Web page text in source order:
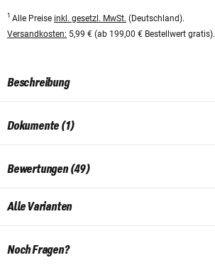
1 Alle Preise inkl. gesetzl. MwSt. (Deutschland).
Versandkosten: 5,99 € (ab 199,00 € Bestellwert gratis).
Beschreibung
Dokumente (1)
Bewertungen (49)
Alle Varianten
Noch Fragen?